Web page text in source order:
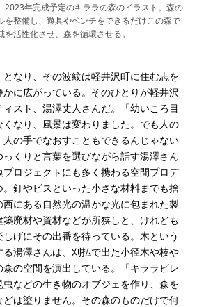
2023年完成予定のキララの森のイラスト。森の
を整備し、遊具やベンチをできるだけこの森で
活性化させ、森を循環させる。
なり、その波紋は軽井沢町に住む志を
に広がっている。そのひとりが軽井沢
スト、湯澤丈人さんだ。「幼いころ目
なり、風景は変わりました。でも人の
の手でなおすこともできるんじゃない
くりと言葉を選びながら話す湯澤さん
ロジェクトにも多く携わる空間プロデ
釘やビスといった小さな材料までも捨
にある自然光の温かな光に包まれた製
廃材や資材などが所狭しと、けれども
げにその出番を待っている。木という
湯澤さんは、刈払で出た小径木や枝や
の空間を演出している。「キララビレ
などの生き物のオブジェを作り、森を
は塗りません。その森のものだけで何